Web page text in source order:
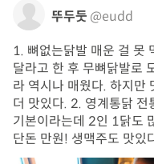
뚜두둣 @eudd
1. 뼈없는닭발 매운 걸 못
달라고 한 후 무뼈닭발로
라 역시나 매웠다. 하지만
더 맛있다. 2. 영계통닭
기본이라는데 2인 1닭도
단돈 만원! 생맥주도 맛있